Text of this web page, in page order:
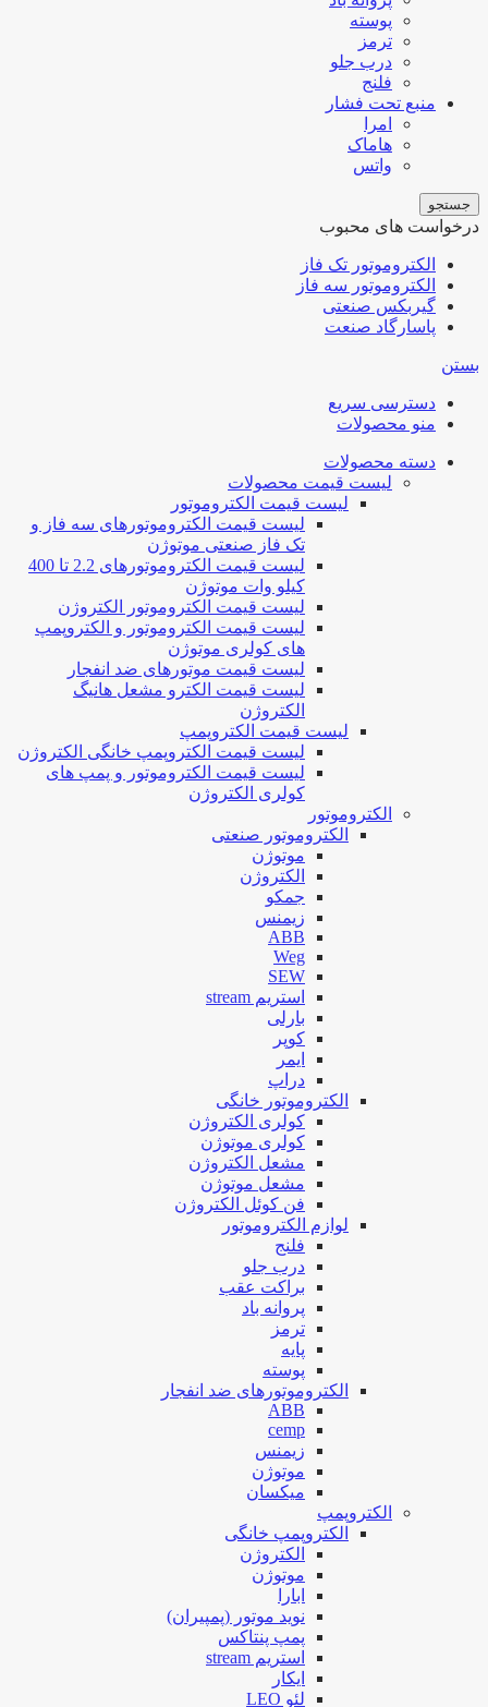
پوسته
ترمز
درب جلو
فلنج
منبع تحت فشار
امرا
هاماک
واتس
جستجو
درخواست های محبوب
الکتروموتور تک فاز
الکتروموتور سه فاز
گیربکس صنعتی
پاسارگاد صنعت
بستن
دسترسی سریع
منو محصولات
دسته محصولات
لیست قیمت محصولات
لیست قیمت الکتروموتور
لیست قیمت الکتروموتورهای سه فاز و
تک فاز صنعتی موتوژن
لیست قیمت الکتروموتورهای 2.2 تا 400
کیلو وات موتوژن
لیست قیمت الکتروموتور الکتروژن
لیست قیمت الکتروموتور و الکتروپمپ
های کولری موتوژن
لیست قیمت موتورهای ضد انفجار
لیست قیمت الکترو مشعل هانیگ
الکتروژن
لیست قیمت الکتروپمپ
لیست قیمت الکتروپمپ خانگی الکتروژن
لیست قیمت الکتروموتور و پمپ های
کولری الکتروژن
الکتروموتور
الکتروموتور صنعتی
موتوژن
الکتروژن
جمکو
زیمنس
ABB
Weg
SEW
استریم stream
بارلی
کوپر
ایمر
دراپ
الکتروموتور خانگی
کولری الکتروژن
کولری موتوژن
مشعل الکتروژن
مشعل موتوژن
فن کوئل الکتروژن
لوازم الکتروموتور
فلنج
درب جلو
براکت عقب
پروانه باد
ترمز
پایه
پوسته
الکتروموتورهای ضد انفجار
ABB
cemp
زیمنس
موتوژن
میکسان
الکتروپمپ
الکتروپمپ خانگی
الکتروژن
موتوژن
ابارا
نوید موتور (پمپیران)
پمپ پنتاکس
استریم stream
ایکار
لئو LEO